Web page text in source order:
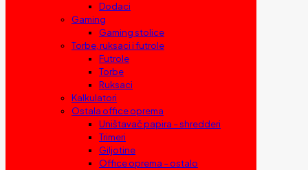
Dodaci
Gaming
Gaming stolice
Torbe, ruksaci i futrole
Futrole
Torbe
Ruksaci
Kalkulatori
Ostala office oprema
Uništavač papira – shredderi
Trimeri
Giljotine
Office oprema – ostalo